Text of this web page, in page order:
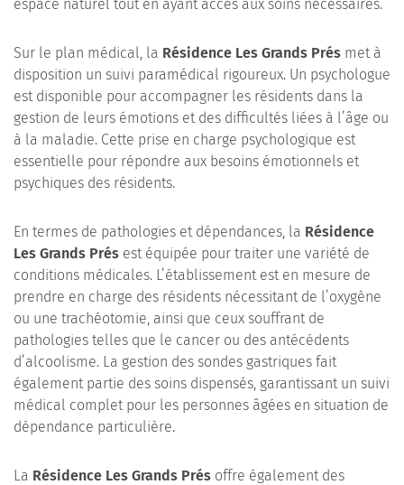
espace naturel tout en ayant accès aux soins nécessaires.
Sur le plan médical, la Résidence Les Grands Prés met à
disposition un suivi paramédical rigoureux. Un psychologue
est disponible pour accompagner les résidents dans la
gestion de leurs émotions et des difficultés liées à l’âge ou
à la maladie. Cette prise en charge psychologique est
essentielle pour répondre aux besoins émotionnels et
psychiques des résidents.
En termes de pathologies et dépendances, la Résidence
Les Grands Prés est équipée pour traiter une variété de
conditions médicales. L’établissement est en mesure de
prendre en charge des résidents nécessitant de l’oxygène
ou une trachéotomie, ainsi que ceux souffrant de
pathologies telles que le cancer ou des antécédents
d’alcoolisme. La gestion des sondes gastriques fait
également partie des soins dispensés, garantissant un suivi
médical complet pour les personnes âgées en situation de
dépendance particulière.
La Résidence Les Grands Prés offre également des